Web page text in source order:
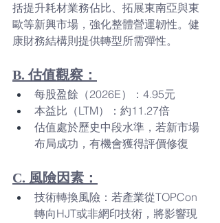
括提升耗材業務佔比、拓展東南亞與東
歐等新興市場，強化整體營運韌性。健
康財務結構則提供轉型所需彈性。
B. 估值觀察：
每股盈餘（2026E）：4.95元
本益比（LTM）：約11.27倍
估值處於歷史中段水準，若新市場
布局成功，有機會獲得評價修復
C. 風險因素：
技術轉換風險：若產業從TOPCon
轉向HJT或非網印技術，將影響現